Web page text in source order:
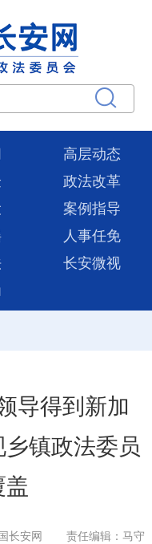
高层动态
政法改革
案例指导
人事任免
长安微视
导得到新加
镇政法委员
盖
长安网
责任编辑：马守